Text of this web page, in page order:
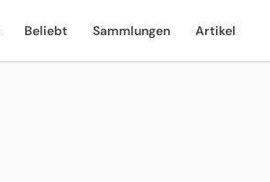
Beliebt Sammlungen Artikel